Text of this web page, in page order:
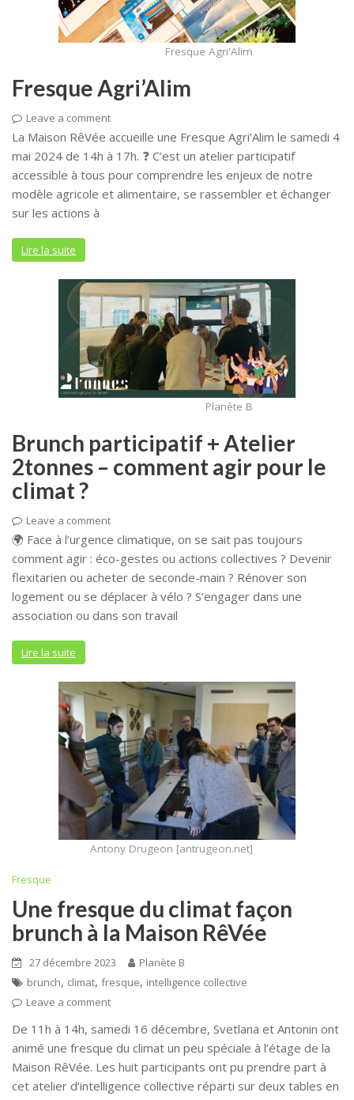
Fresque Agri'Alim
Fresque Agri’Alim
Leave a comment
La Maison RêVée accueille une Fresque Agri’Alim le samedi 4
mai 2024 de 14h à 17h. ❓ C’est un atelier participatif
accessible à tous pour comprendre les enjeux de notre
modèle agricole et alimentaire, se rassembler et échanger
sur les actions à
Lire la suite
Planète B
Brunch participatif + Atelier
2tonnes – comment agir pour le
climat ?
Leave a comment
🌍 Face à l’urgence climatique, on se sait pas toujours
comment agir : éco-gestes ou actions collectives ? Devenir
flexitarien ou acheter de seconde-main ? Rénover son
logement ou se déplacer à vélo ? S’engager dans une
association ou dans son travail
Lire la suite
Antony Drugeon [antrugeon.net]
Fresque
Une fresque du climat façon
brunch à la Maison RêVée
27 décembre 2023
Planète B
brunch, climat, fresque, intelligence collective
Leave a comment
De 11h à 14h, samedi 16 décembre, Svetlana et Antonin ont
animé une fresque du climat un peu spéciale à l’étage de la
Maison RêVée. Les huit participants ont pu prendre part à
cet atelier d’intelligence collective réparti sur deux tables en